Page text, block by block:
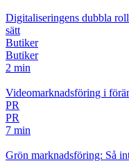
Digitaliseringens dubbla
sätt
Butiker
Butiker
2 min
Videomarknadsföring i
PR
PR
7 min
Grön marknadsföring: Så